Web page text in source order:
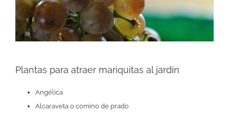
Plantas para atraer mariquitas al jardín
Angélica
Alcaraveta o comino de prado